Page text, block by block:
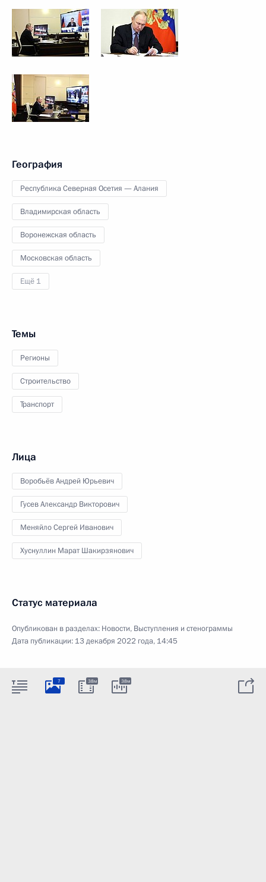
География
Республика Северная Осетия — Алания
Владимирская область
Воронежская область
Московская область
Ещё 1
Темы
Регионы
Строительство
Транспорт
Лица
Воробьёв Андрей Юрьевич
Гусев Александр Викторович
Меняйло Сергей Иванович
Хуснуллин Марат Шакирзянович
Статус материала
Опубликован в разделах: Новости, Выступления и стенограммы
Дата публикации: 13 декабря 2022 года, 14:45
7 38м 38м